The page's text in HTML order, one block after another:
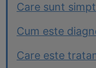
Care sunt
Cum este
Care este